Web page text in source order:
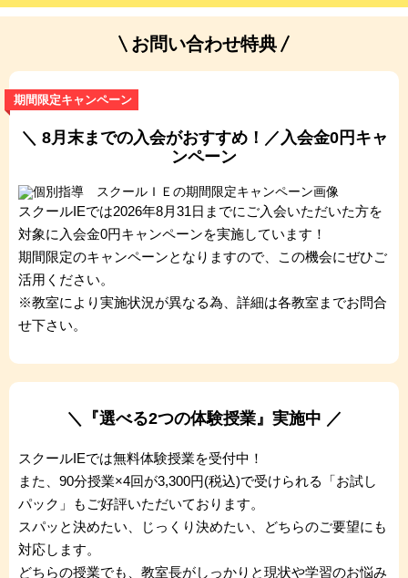
お問い合わせ特典
期間限定キャンペーン
＼ 8月末までの入会がおすすめ！／入会金0円キャ
ンペーン
スクールIEでは2026年8月31日までにご入会いただいた方を
対象に入会金0円キャンペーンを実施しています！
期間限定のキャンペーンとなりますので、この機会にぜひご
活用ください。
※教室により実施状況が異なる為、詳細は各教室までお問合
せ下さい。
＼『選べる2つの体験授業』実施中 ／
スクールIEでは無料体験授業を受付中！
また、90分授業×4回が3,300円(税込)で受けられる「お試し
パック」もご好評いただいております。
スパッと決めたい、じっくり決めたい、どちらのご要望にも
対応します。
どちらの授業でも、教室長がしっかりと現状や学習のお悩み